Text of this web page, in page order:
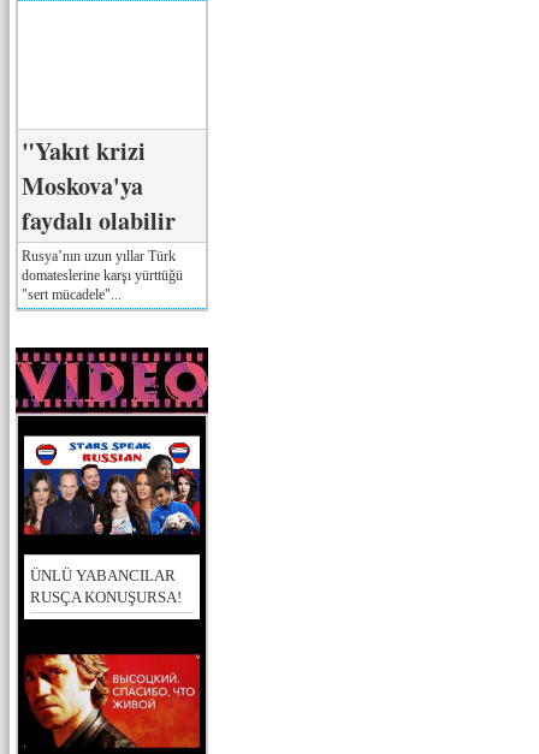
"Yakıt krizi
Moskova'ya
faydalı olabilir
Rusya’nın uzun yıllar Türk
domateslerine karşı yürttüğü
"sert mücadele"...
ÜNLÜ YABANCILAR
RUSÇA KONUŞURSA!